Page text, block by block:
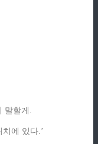
말할게.
에 있다.’